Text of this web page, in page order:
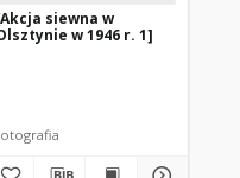
siewna w
w 1946 r. 1]